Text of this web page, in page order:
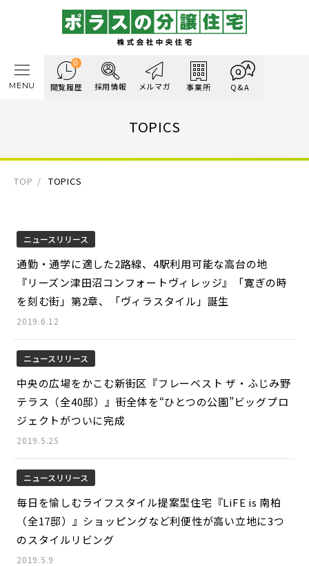
0
閲覧履歴 採用情報 メルマガ 事業所 Q&A
MENU
TOPICS
TOP TOPICS
ニュースリリース
通勤・通学に適した2路線、4駅利用可能な高台の地
『リーズン津田沼コンフォートヴィレッジ』「寛ぎの時
を刻む街」第2章、「ヴィラスタイル」誕生
2019.6.12
ニュースリリース
中央の広場をかこむ新街区『フレーベスト ザ・ふじみ野
テラス（全40邸）』街全体を“ひとつの公園”ビッグプロ
ジェクトがついに完成
2019.5.25
ニュースリリース
毎日を愉しむライフスタイル提案型住宅『LiFE is 南柏
（全17邸）』ショッピングなど利便性が高い立地に3つ
のスタイルリビング
2019.5.9